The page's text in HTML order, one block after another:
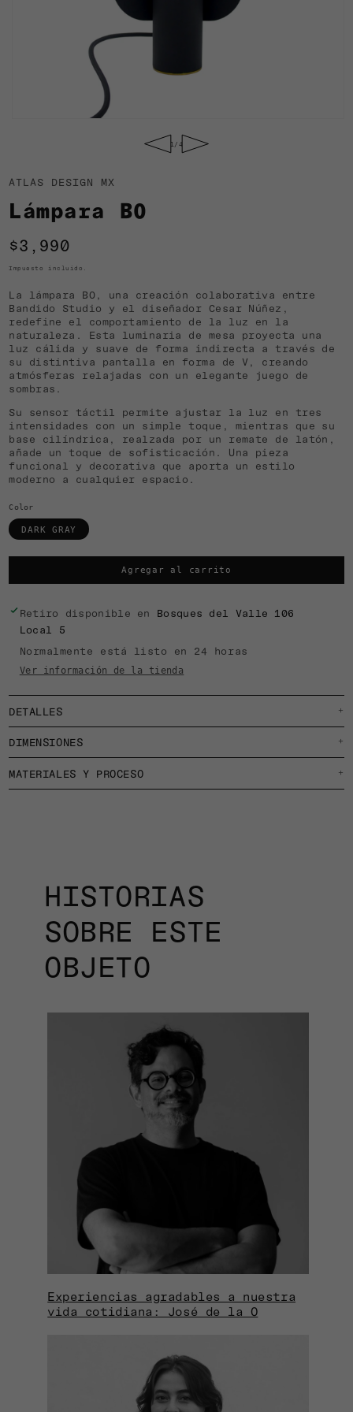
una
modal
1 /de
4
ATLAS DESIGN MX
Lámpara BO
Precio
habitual
$3,990
Impuesto incluido.
La lámpara BO, una creación colaborativa entre
Bandido Studio y el diseñador Cesar Núñez,
redefine el comportamiento de la luz en la
naturaleza. Esta luminaria de mesa proyecta una
luz cálida y suave de forma indirecta a través de
su distintiva pantalla en forma de V, creando
atmósferas relajadas con un elegante juego de
sombras.
Su sensor táctil permite ajustar la luz en tres
intensidades con un simple toque, mientras que su
base cilíndrica, realzada por un remate de latón,
añade un toque de sofisticación. Una pieza
funcional y decorativa que aporta un estilo
moderno a cualquier espacio.
Color
DARK GRAY
Agregar al carrito
Retiro disponible en Bosques del Valle 106
Local 5
Normalmente está listo en 24 horas
Ver información de la tienda
DETALLES +
DIMENSIONES +
MATERIALES Y PROCESO +
HISTORIAS
SOBRE ESTE
OBJETO
Experiencias agradables a nuestra
vida cotidiana: José de la O